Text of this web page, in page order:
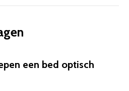
een bed optisch